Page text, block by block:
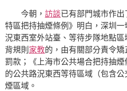
今朝， 訪談已有部門城市作
特區把持抽煙條例》明白，深圳
況東西室外站臺、等待步隊地點
背規則家教的，由有關部分責令矯
罰款；《上海市公共場合把持抽
的公共路況東西等待區域（包含
煙區域。